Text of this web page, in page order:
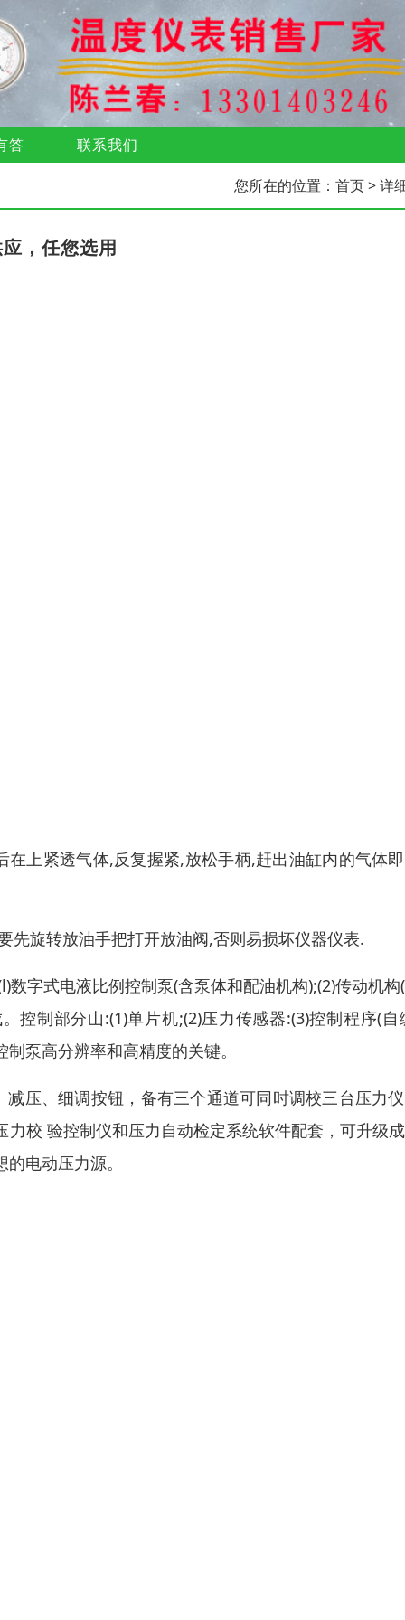
答 联系我们
您所在的位置： 首页> 详
，任您选用
上紧透气体,反复握紧,放松手柄,赶出油缸内的气体
先旋转放油手把打开放油阀,否则易损坏仪器仪表.
字式电液比例控制泵(含泵体和配油机构);(2)传动机构
控制部分山:(1)单片机;(2)压力传感器:(3)控制程序(自
泵高分辨率和高精度的关键。
压、细调按钮，备有三个通道可同时调校三台压力
校 验控制仪和压力自动检定系统软件配套，可升级
电动压力源。